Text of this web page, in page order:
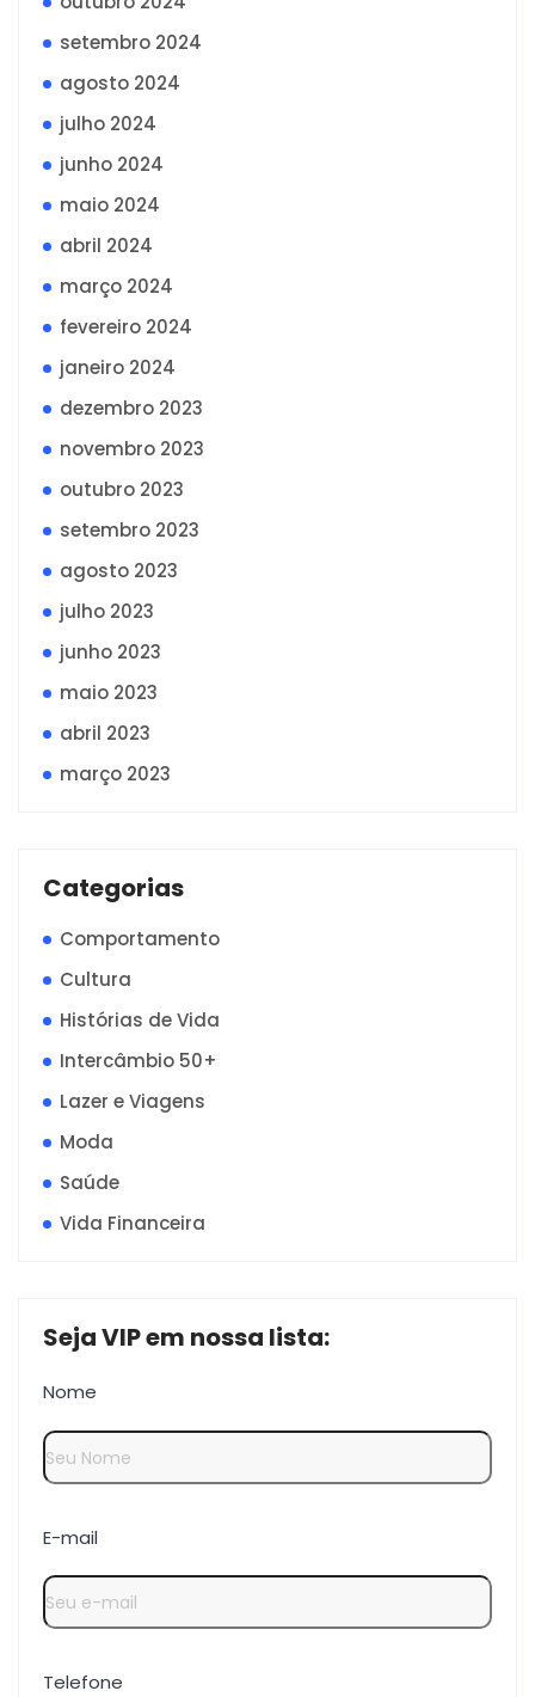
setembro 2024
agosto 2024
julho 2024
junho 2024
maio 2024
abril 2024
março 2024
fevereiro 2024
janeiro 2024
dezembro 2023
novembro 2023
outubro 2023
setembro 2023
agosto 2023
julho 2023
junho 2023
maio 2023
abril 2023
março 2023
Categorias
Comportamento
Cultura
Histórias de Vida
Intercâmbio 50+
Lazer e Viagens
Moda
Saúde
Vida Financeira
Seja VIP em nossa lista:
Nome
E-mail
Telefone